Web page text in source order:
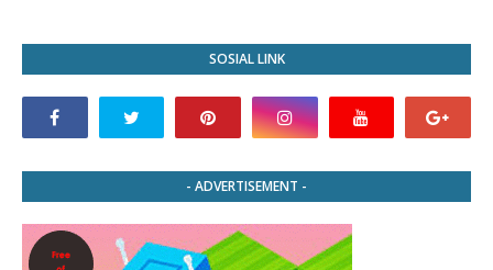
SOSIAL LINK
- ADVERTISEMENT -